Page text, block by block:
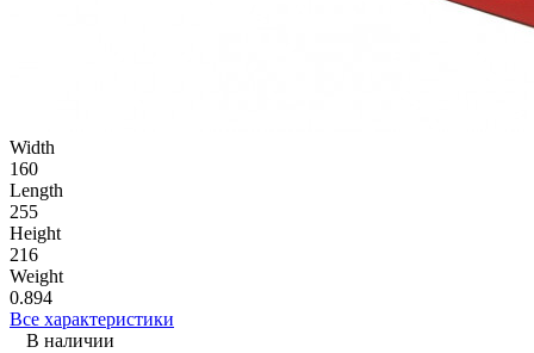
Width
160
Length
255
Height
216
Weight
0.894
Все характеристики
В наличии